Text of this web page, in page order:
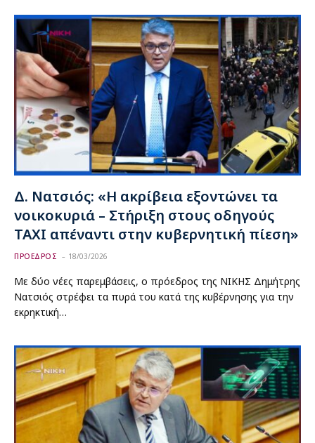
Δ. Νατσιός: «Η ακρίβεια εξοντώνει τα
νοικοκυριά – Στήριξη στους οδηγούς
ΤΑΧΙ απέναντι στην κυβερνητική πίεση»
ΠΡΟΕΔΡΟΣ 18/03/2026
Με δύο νέες παρεμβάσεις, ο πρόεδρος της ΝΙΚΗΣ Δημήτρης
Νατσιός στρέφει τα πυρά του κατά της κυβέρνησης για την
εκρηκτική…